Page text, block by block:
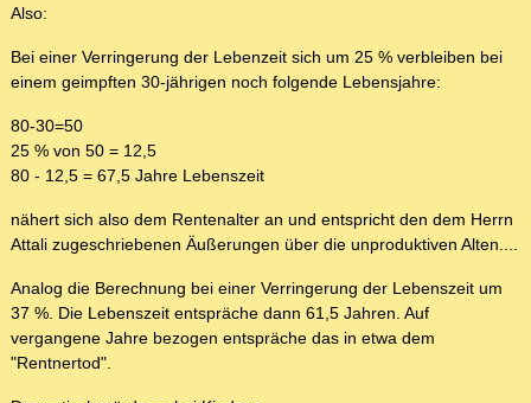
Also:
Bei einer Verringerung der Lebenzeit sich um 25 % verbleiben bei
einem geimpften 30-jährigen noch folgende Lebensjahre:
80-30=50
25 % von 50 = 12,5
80 - 12,5 = 67,5 Jahre Lebenszeit
nähert sich also dem Rentenalter an und entspricht den dem Herrn
Attali zugeschriebenen Äußerungen über die unproduktiven Alten....
Analog die Berechnung bei einer Verringerung der Lebenszeit um
37 %. Die Lebenszeit entspräche dann 61,5 Jahren. Auf
vergangene Jahre bezogen entspräche das in etwa dem
"Rentnertod".